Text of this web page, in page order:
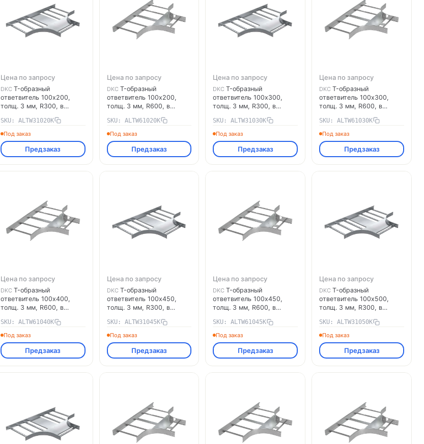
Цена по запросу
DKC T-образный
ответвитель 100х200,
толщ. 3 мм, R300, в
элементами,
необходимыми для
монтажа, алюминий
ALTW31020K DKC
SKU: ALTW31020K
Под заказ
Предзаказ
Цена по запросу
DKC T-образный
ответвитель 100х200,
толщ. 3 мм, R600, в
элементами,
необходимыми для
монтажа, алюминий
ALTW61020K DKC
SKU: ALTW61020K
Под заказ
Предзаказ
Цена по запросу
DKCT-образный
ответвитель 100х300,
толщ. 3 мм, R300, в
элементами,
необходимыми для
монтажа, алюминий
ALTW31030K DKC
SKU: ALTW31030K
Под заказ
Предзаказ
Цена по запросу
DKCT-образный
ответвитель 100х300,
толщ. 3 мм, R600, в
элементами,
необходимыми для
монтажа, алюминий
ALTW61030K DKC
SKU: ALTW61030K
Под заказ
Предзаказ
Цена по запросу
DKC T-образный
ответвитель 100х400,
толщ. 3 мм, R600, в
элементами,
необходимыми для
монтажа, алюминий
ALTW61040K DKC
SKU: ALTW61040K
Под заказ
Предзаказ
Цена по запросу
DKC T-образный
ответвитель 100х450,
толщ. 3 мм, R300, в
элементами,
необходимыми для
монтажа, алюминий
ALTW31045K DKC
SKU: ALTW31045K
Под заказ
Предзаказ
Цена по запросу
DKCT-образный
ответвитель 100х450,
толщ. 3 мм, R600, в
элементами,
необходимыми для
монтажа, алюминий
ALTW61045K DKC
SKU: ALTW61045K
Под заказ
Предзаказ
Цена по запросу
DKCT-образный
ответвитель 100х500,
толщ. 3 мм, R300, в
элементами,
необходимыми для
монтажа, алюминий
ALTW31050K DKC
SKU: ALTW31050K
Под заказ
Предзаказ